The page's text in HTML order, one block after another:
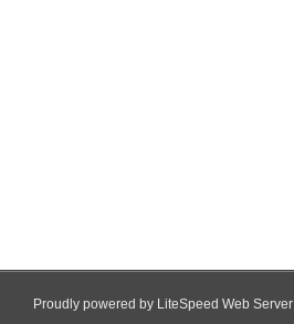
Proudly powered by LiteSpeed Web Server